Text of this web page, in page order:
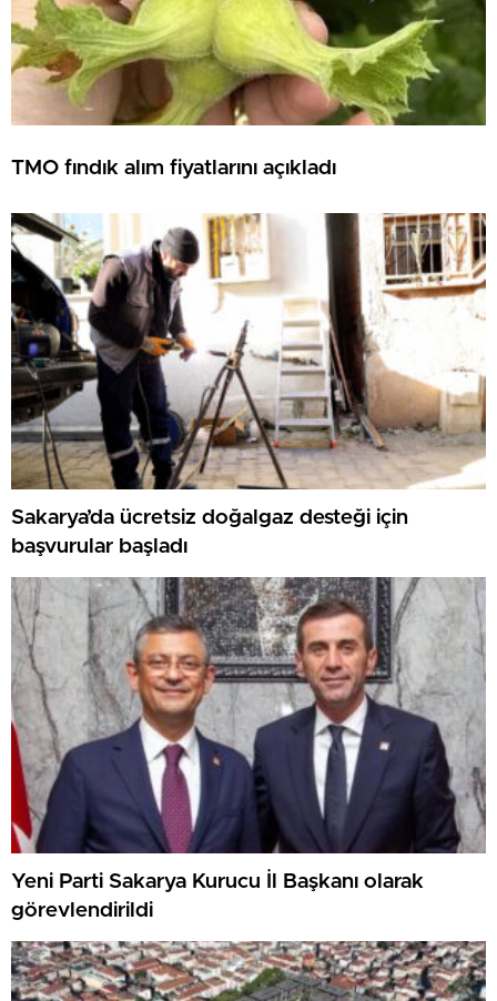
TMO fındık alım fiyatlarını açıkladı
Sakarya’da ücretsiz doğalgaz desteği için
başvurular başladı
Yeni Parti Sakarya Kurucu İl Başkanı olarak
görevlendirildi